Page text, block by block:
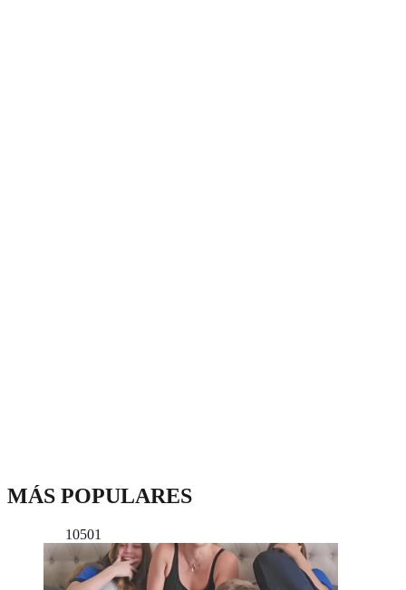
MÁS POPULARES
10501